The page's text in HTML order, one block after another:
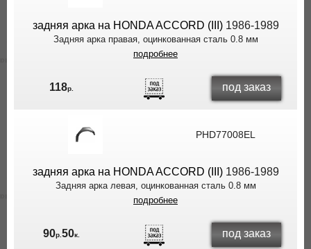
задняя арка на HONDA ACCORD (III)1986-1989
Задняя арка правая, оцинкованная сталь 0.8 мм
подробнее
118р. под заказ
PHD77008EL
задняя арка на HONDA ACCORD (III)1986-1989
Задняя арка левая, оцинкованная сталь 0.8 мм
подробнее
90р.50к. под заказ